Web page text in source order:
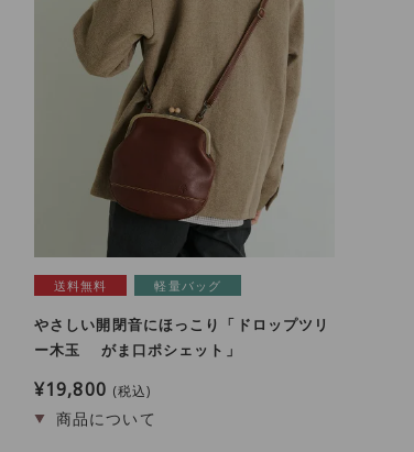
送料無料 軽量バッグ
やさしい開閉音にほっこり「ドロップツリ
ー木玉 がま口ポシェット」
¥19,800 税込